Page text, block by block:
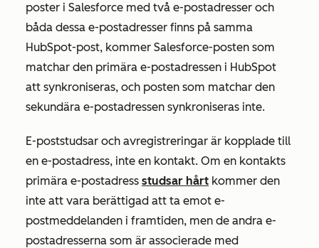
poster i Salesforce med två e-postadresser och
båda dessa e-postadresser finns på samma
HubSpot-post, kommer Salesforce-posten som
matchar den primära e-postadressen i HubSpot
att synkroniseras, och posten som matchar den
sekundära e-postadressen synkroniseras inte.
E-poststudsar och avregistreringar är kopplade till
en e-postadress, inte en kontakt. Om en kontakts
primära e-postadress studsar hårt kommer den
inte att vara berättigad att ta emot e-
postmeddelanden i framtiden, men de andra e-
postadresserna som är associerade med